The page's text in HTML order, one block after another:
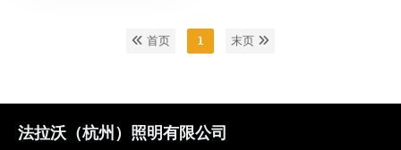
首页 1 末页
法拉沃（杭州）照明有限公司